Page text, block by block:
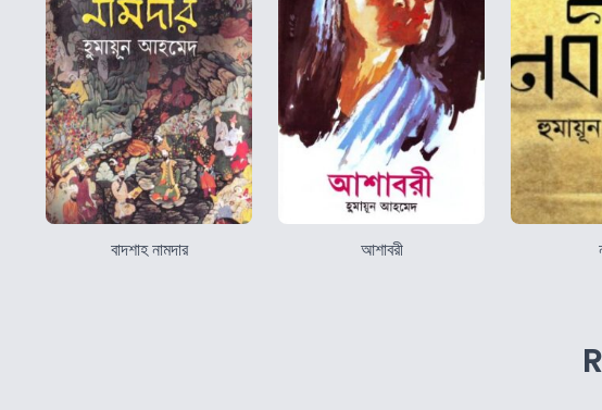
বাদশাহ নামদার আশাবরী